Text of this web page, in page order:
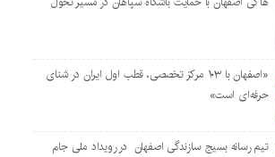
«اصفهان با ۱۰۳ مرکز تخصصی، قطب اول ایران در شنای
حرفه‌ای است»
تیم رسانه بسیج سازندگی اصفهان در رویداد ملی جام